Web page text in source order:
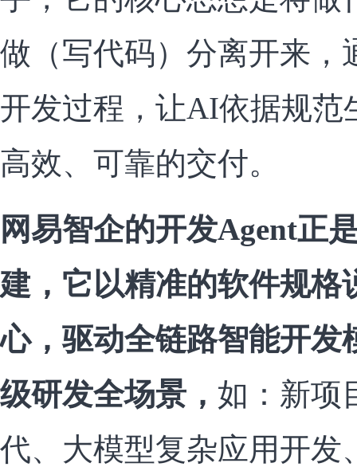
做（写代码）分离开来，
开发过程，让AI依据规范
高效、可靠的交付。
网易智企的开发Agent正
建，它以精准的软件规格
心，驱动全链路智能开发
级研发全场景， 如：新项
代、大模型复杂应用开发